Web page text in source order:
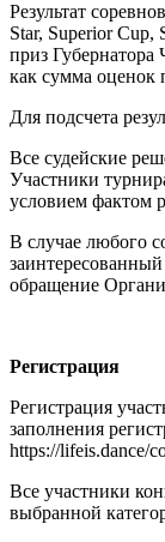
Результат
Star, Superior Cup,
приз Губернатора
как сумма оценок
Для подсчета
Все судейские
Участники
условием фактом
В случае любого
обращение
Регистрация
Регистрация
заполнения
https://lifeis.dance/
Все участники
выбранной